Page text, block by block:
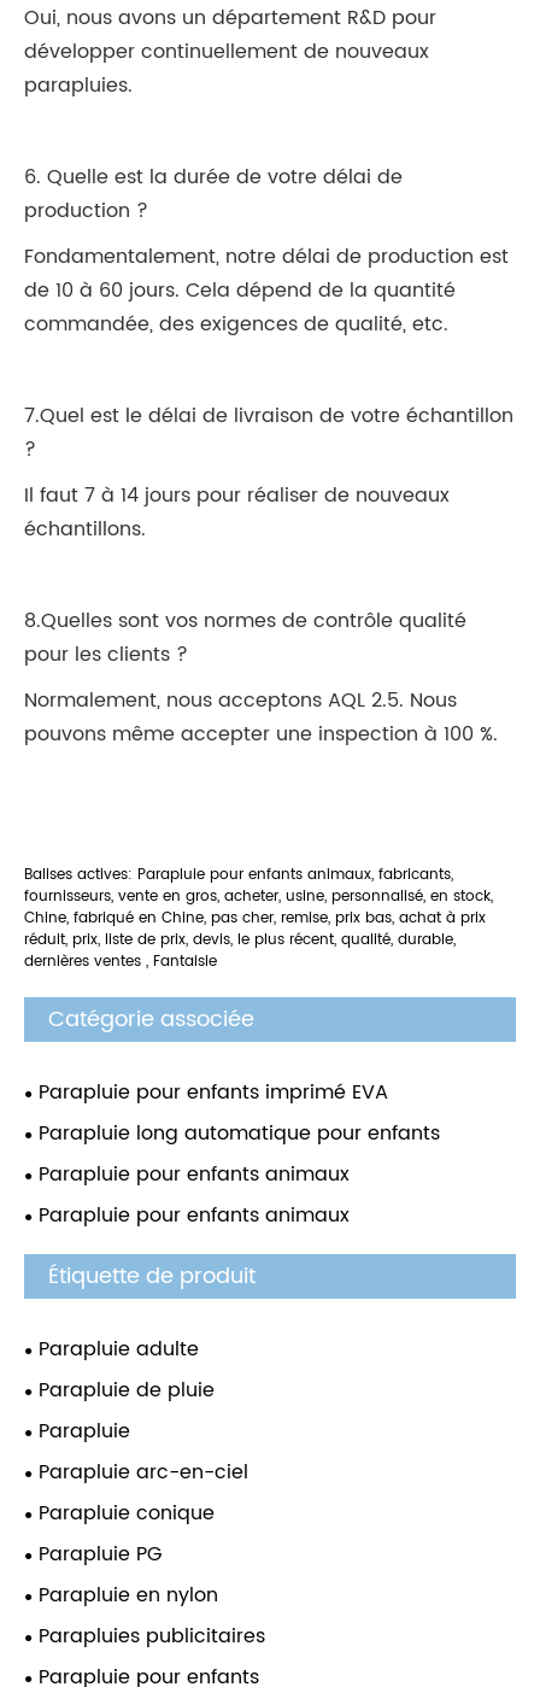
Oui, nous avons un département R&D pour
développer continuellement de nouveaux
parapluies.
6. Quelle est la durée de votre délai de
production ?
Fondamentalement, notre délai de production est
de 10 à 60 jours. Cela dépend de la quantité
commandée, des exigences de qualité, etc.
7.Quel est le délai de livraison de votre échantillon
?
Il faut 7 à 14 jours pour réaliser de nouveaux
échantillons.
8.Quelles sont vos normes de contrôle qualité
pour les clients ?
Normalement, nous acceptons AQL 2.5. Nous
pouvons même accepter une inspection à 100 %.
Balises actives: Parapluie pour enfants animaux, fabricants,
fournisseurs, vente en gros, acheter, usine, personnalisé, en stock,
Chine, fabriqué en Chine, pas cher, remise, prix bas, achat à prix
réduit, prix, liste de prix, devis, le plus récent, qualité, durable,
dernières ventes , Fantaisie
Catégorie associée
Parapluie pour enfants imprimé EVA
Parapluie long automatique pour enfants
Parapluie pour enfants animaux
Parapluie pour enfants animaux
Étiquette de produit
Parapluie adulte
Parapluie de pluie
Parapluie
Parapluie arc-en-ciel
Parapluie conique
Parapluie PG
Parapluie en nylon
Parapluies publicitaires
Parapluie pour enfants